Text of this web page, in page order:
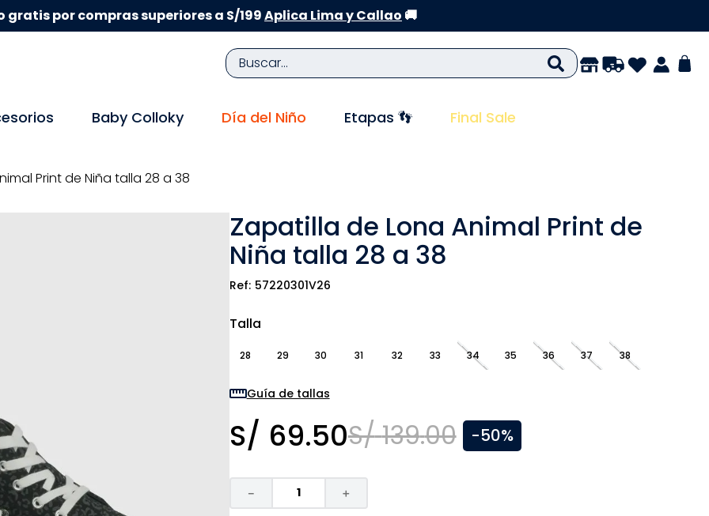
gratis por compras superiores a S/199Aplica Lima y Callao 🚚
Buscar...
Baby Colloky Día del Niño Etapas 👣 Final Sale
Print de Niña talla 28 a 38
Zapatilla de Lona Animal Print de
Niña talla 28 a 38
57220301V26
Talla
28 29 30 31 32 33 34 35 36 37 38
Guía de tallas
S/ 69.50S/ 139.00 -50%
＋
－
TÉRMINOS MÁS BUSCADOS